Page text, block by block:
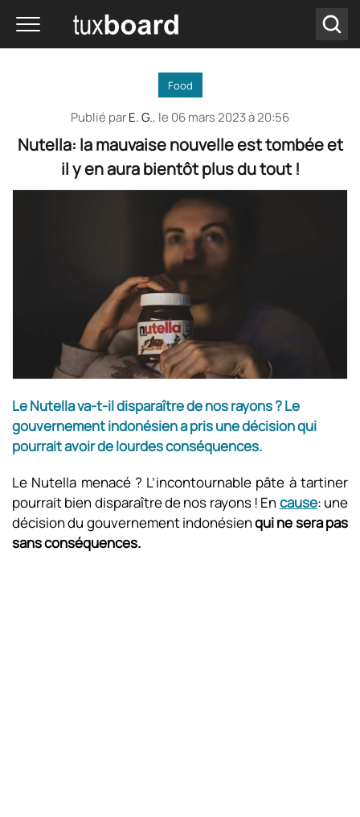
Food
Publié parE. G., le 06 mars 2023 à 20:56
Nutella: la mauvaise nouvelle est tombée et
il y en aura bientôt plus du tout !
Le Nutella va-t-il disparaître de nos rayons ? Le
gouvernement indonésien a pris une décision qui
pourrait avoir de lourdes conséquences.
Le Nutella menacé ? L’incontournable pâte à tartiner
pourrait bien disparaître de nos rayons ! En cause: une
décision du gouvernement indonésienqui ne sera pas
sans conséquences.